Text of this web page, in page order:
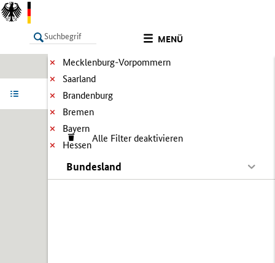
MENÜ
LISTE
Mecklenburg-Vorpommern
Saarland
Brandenburg
Bremen
Bayern
Hessen
Alle Filter deaktivieren
Bundesland